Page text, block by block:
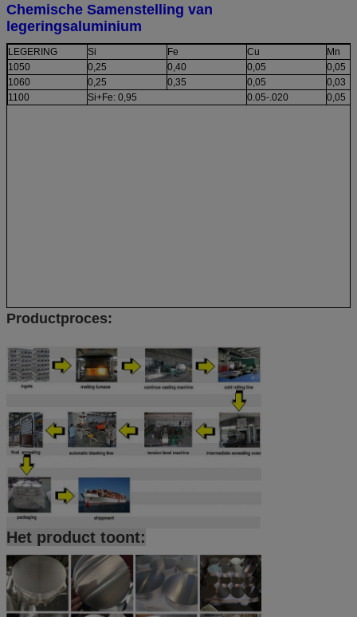
Chemische Samenstelling van
legeringsaluminium
LEGERING Si Fe Cu
Mn
1050
0,25 0,40 0,05
0,05
1060
0,25 0,35 0,05
0,03
1100
Si+Fe: 0,95 0.05-.020 0,05
Productproces:
Het product toont: